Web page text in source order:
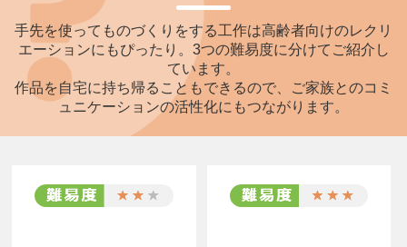
手先を使ってものづくりをする工作は高齢者向けのレクリ
エーションにもぴったり。3つの難易度に分けてご紹介し
ています。
作品を自宅に持ち帰ることもできるので、ご家族とのコミ
ュニケーションの活性化にもつながります。